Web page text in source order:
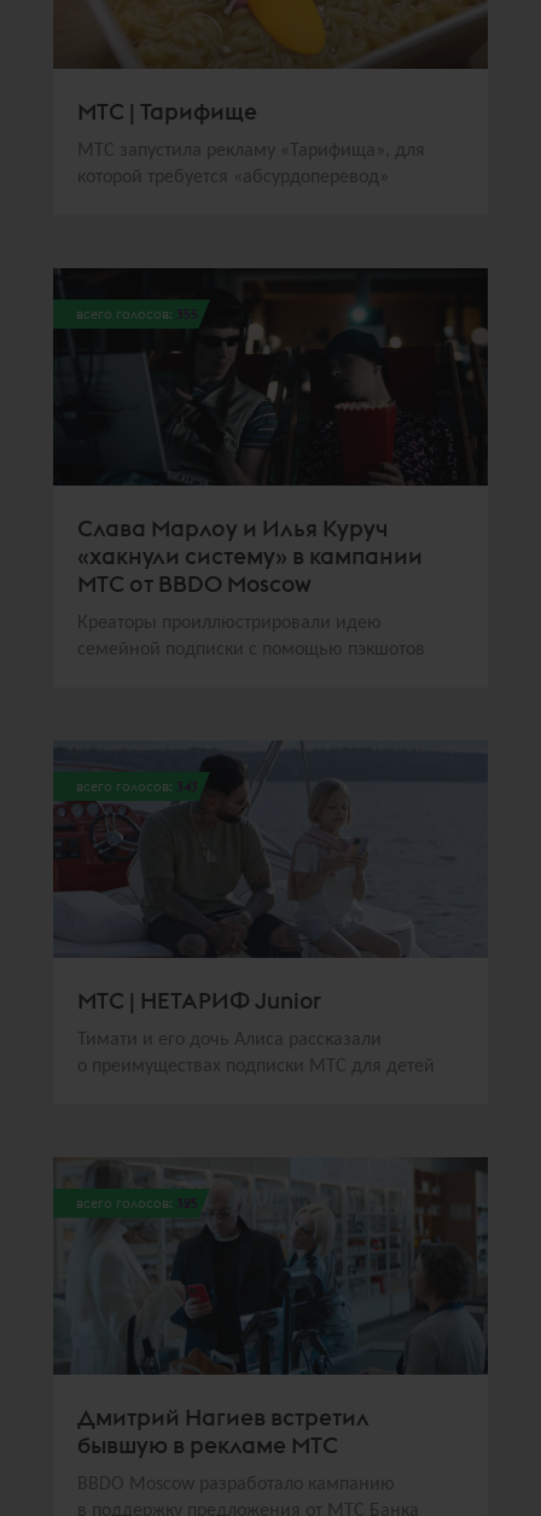
МТС | Тарифище
МТС запустила рекламу «Тарифища», для
которой требуется «абсурдоперевод»
всего голосов: 355
Слава Марлоу и Илья Куруч
«хакнули систему» в кампании
МТС от BBDO Moscow
Креаторы проиллюстрировали идею
семейной подписки с помощью пэкшотов
всего голосов: 343
МТС | НЕТАРИФ Junior
Тимати и его дочь Алиса рассказали
о преимуществах подписки МТС для детей
всего голосов: 325
Дмитрий Нагиев встретил
бывшую в рекламе МТС
BBDO Moscow разработало кампанию
в поддержку предложения от МТС Банка